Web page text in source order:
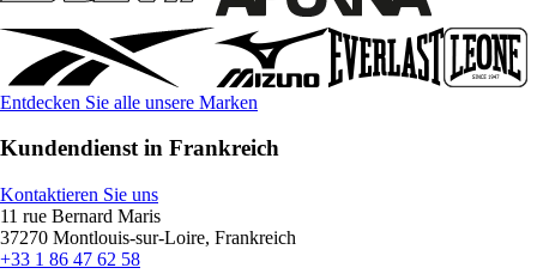
Entdecken Sie alle unsere Marken
Kundendienst in Frankreich
Kontaktieren Sie uns
11 rue Bernard Maris
37270 Montlouis-sur-Loire, Frankreich
+33 1 86 47 62 58